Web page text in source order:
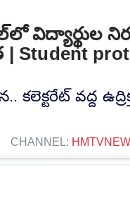
విద్యార్థుల
| Student
వద్ద
CHANNEL: